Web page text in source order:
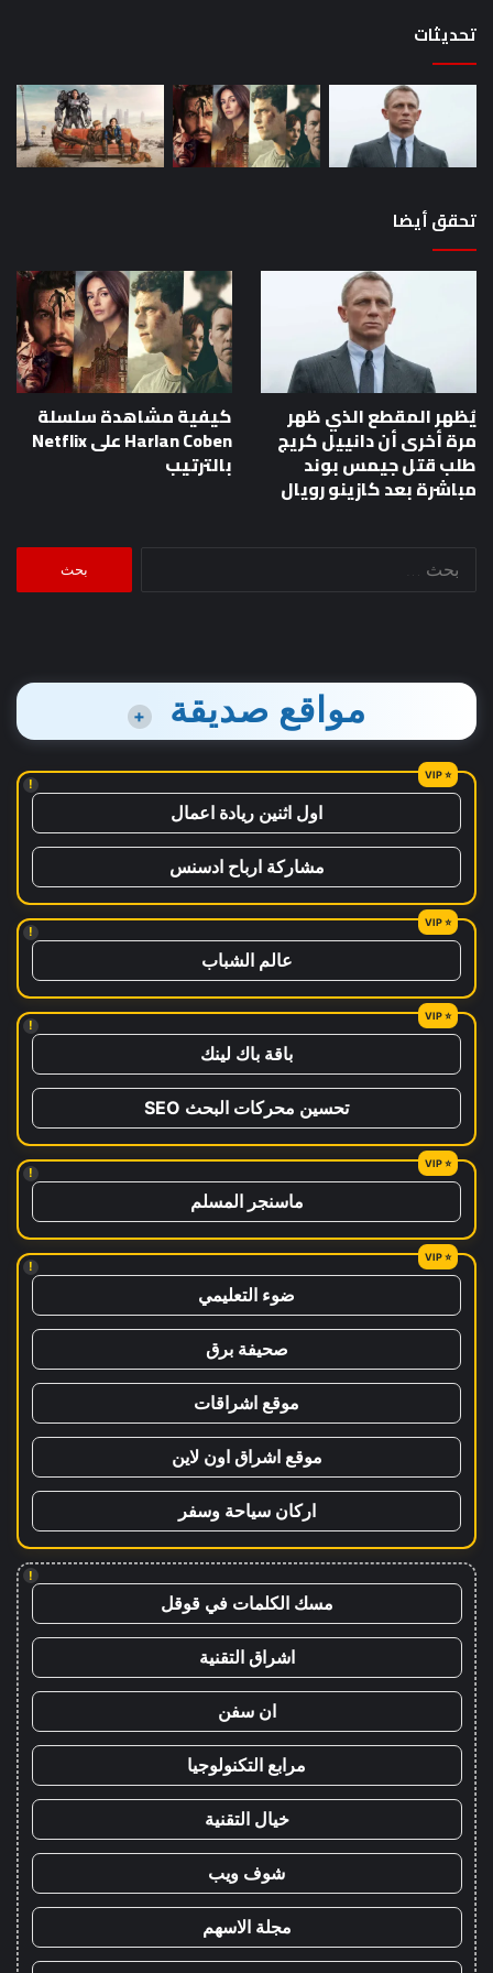
بوند
مباشرة
بعد
تحديثات
تحقق أيضا
يُظهر المقطع الذي ظهر
مرة أخرى أن دانييل كريج
طلب قتل جيمس بوند
مباشرة بعد كازينو رويال
كيفية مشاهدة سلسلة
Harlan Coben على Netflix
بالترتيب
مواقع صديقة +
!
اول اثنين ريادة اعمال
مشاركة ارباح ادسنس
!
عالم الشباب
!
باقة باك لينك
تحسين محركات البحث SEO
!
ماسنجر المسلم
!
ضوء التعليمي
صحيفة برق
موقع اشراقات
موقع اشراق اون لاين
اركان سياحة وسفر
!
مسك الكلمات في قوقل
اشراق التقنية
ان سفن
مرابع التكنولوجيا
خيال التقنية
شوف ويب
مجلة الاسهم